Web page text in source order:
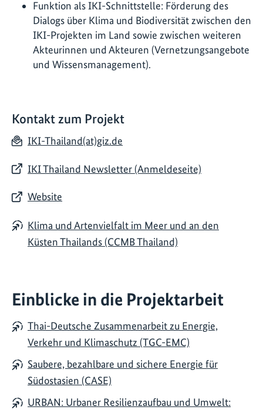
Funktion als IKI-Schnittstelle: Förderung des
Dialogs über Klima und Biodiversität zwischen den
IKI-Projekten im Land sowie zwischen weiteren
Akteurinnen und Akteuren (Vernetzungsangebote
und Wissensmanagement).
Kontakt zum Projekt
IKI-Thailand(at)giz.de
IKI Thailand Newsletter (Anmeldeseite)
Website
Klima und Artenvielfalt im Meer und an den
Küsten Thailands (CCMB Thailand)
Einblicke in die Projektarbeit
Thai-Deutsche Zusammenarbeit zu Energie,
Verkehr und Klimaschutz (TGC-EMC)
Saubere, bezahlbare und sichere Energie für
Südostasien (CASE)
URBAN: Urbaner Resilienzaufbau und Umwelt: